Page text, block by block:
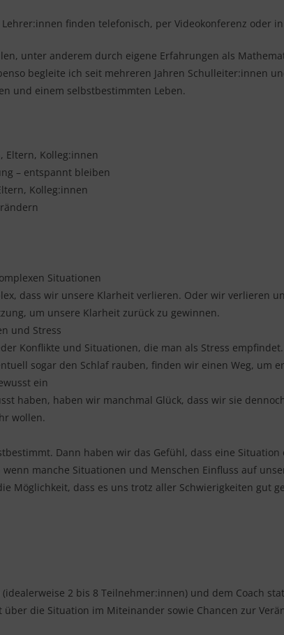
finden telefonisch, per Videokonferenz oder
unter anderem durch eigene Erfahrungen als
begleite ich seit mehreren Jahren Schulleiter:innen
und einem selbstbestimmten Leben.
Eltern, Kolleg:innen
– entspannt bleiben
Kolleg:innen
Situationen
dass wir unsere Klarheit verlieren. Oder wir verlieren
um unsere Klarheit zurück zu gewinnen.
und Stress
Konflikte und Situationen, die man als Stress
sogar den Schlaf rauben, finden wir einen Weg, um
ein
haben, haben wir manchmal Glück, dass wir sie
wollen.
Dann haben wir das Gefühl, dass eine
manche Situationen und Menschen Einfluss auf
Möglichkeit, dass es uns trotz aller Schwierigkeiten gut
(idealerweise 2 bis 8 Teilnehmer:innen) und dem Coach
die Situation im Miteinander sowie Chancen zur